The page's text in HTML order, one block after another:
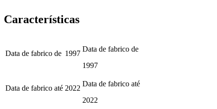
Características
Data de fabrico de 1997
Data de fabrico de
1997
Data de fabrico até 2022
Data de fabrico até
2022